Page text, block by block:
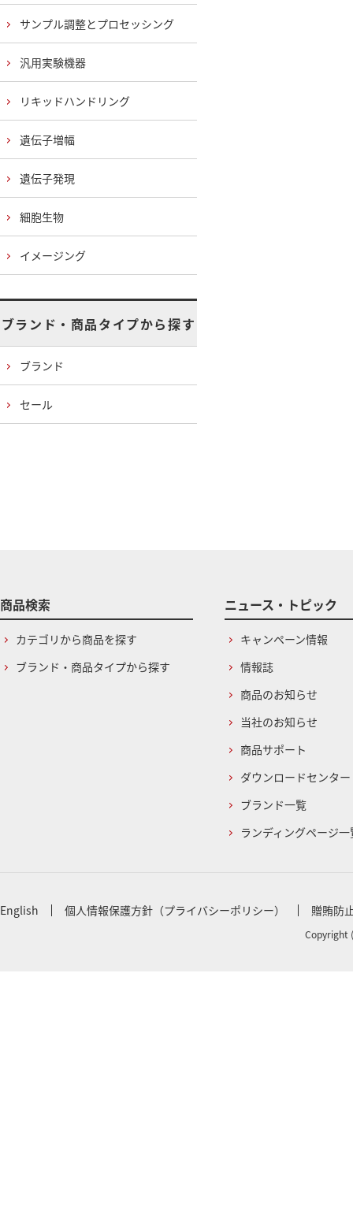
サンプル調整とプロセッシング
汎用実験機器
リキッドハンドリング
遺伝子増幅
遺伝子発現
細胞生物
イメージング
ブランド・商品タイプから探す
ブランド
セール
商品検索
カテゴリから商品を探す
ブランド・商品タイプから探す
ニュース・トピック
キャンペーン情報
情報誌
商品のお知らせ
当社のお知らせ
商品サポート
ダウンロードセンター
ブランド一覧
ランディングページ一
English 個人情報保護方針（プライバシーポリシー） 贈賄防
Copyright